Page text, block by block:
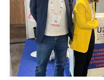
locale
de
l’Essonne